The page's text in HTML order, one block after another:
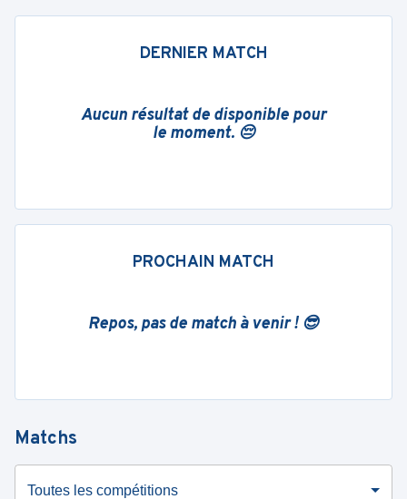
DERNIER MATCH
Aucun résultat de disponible pour
le moment. 😔
PROCHAIN MATCH
Repos, pas de match à venir ! 😎
Matchs
Toutes les compétitions